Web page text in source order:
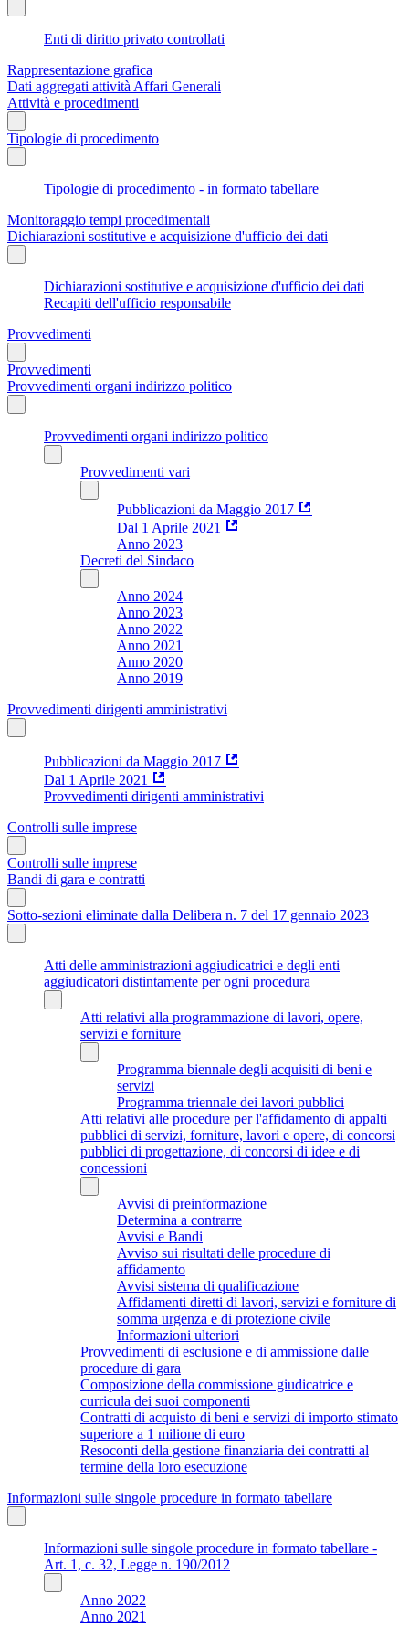
Enti di diritto privato controllati
Rappresentazione grafica
Dati aggregati attività Affari Generali
Attività e procedimenti
Tipologie di procedimento
Tipologie di procedimento - in formato tabellare
Monitoraggio tempi procedimentali
Dichiarazioni sostitutive e acquisizione d'ufficio dei dati
Dichiarazioni sostitutive e acquisizione d'ufficio dei dati
Recapiti dell'ufficio responsabile
Provvedimenti
Provvedimenti
Provvedimenti organi indirizzo politico
Provvedimenti organi indirizzo politico
Provvedimenti vari
Pubblicazioni da Maggio 2017
Dal 1 Aprile 2021
Anno 2023
Decreti del Sindaco
Anno 2024
Anno 2023
Anno 2022
Anno 2021
Anno 2020
Anno 2019
Provvedimenti dirigenti amministrativi
Pubblicazioni da Maggio 2017
Dal 1 Aprile 2021
Provvedimenti dirigenti amministrativi
Controlli sulle imprese
Controlli sulle imprese
Bandi di gara e contratti
Sotto-sezioni eliminate dalla Delibera n. 7 del 17 gennaio 2023
Atti delle amministrazioni aggiudicatrici e degli enti
aggiudicatori distintamente per ogni procedura
Atti relativi alla programmazione di lavori, opere,
servizi e forniture
Programma biennale degli acquisiti di beni e
servizi
Programma triennale dei lavori pubblici
Atti relativi alle procedure per l'affidamento di appalti
pubblici di servizi, forniture, lavori e opere, di concorsi
pubblici di progettazione, di concorsi di idee e di
concessioni
Avvisi di preinformazione
Determina a contrarre
Avvisi e Bandi
Avviso sui risultati delle procedure di
affidamento
Avvisi sistema di qualificazione
Affidamenti diretti di lavori, servizi e forniture di
somma urgenza e di protezione civile
Informazioni ulteriori
Provvedimenti di esclusione e di ammissione dalle
procedure di gara
Composizione della commissione giudicatrice e
curricula dei suoi componenti
Contratti di acquisto di beni e servizi di importo stimato
superiore a 1 milione di euro
Resoconti della gestione finanziaria dei contratti al
termine della loro esecuzione
Informazioni sulle singole procedure in formato tabellare
Informazioni sulle singole procedure in formato tabellare -
Art. 1, c. 32, Legge n. 190/2012
Anno 2022
Anno 2021